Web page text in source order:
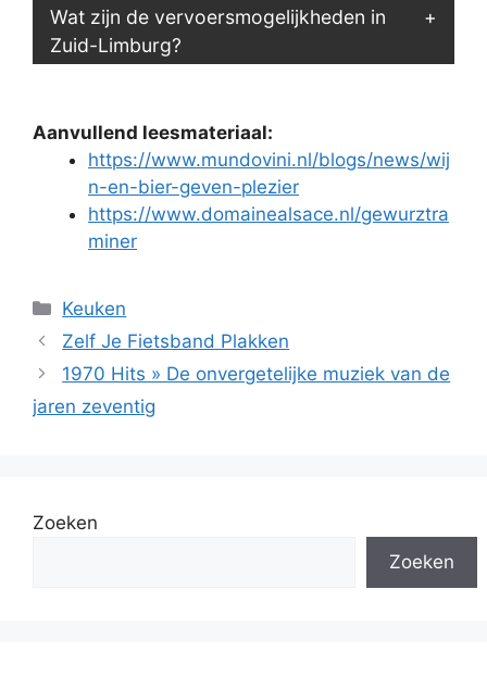
Wat zijn de vervoersmogelijkheden in
Zuid-Limburg?
Aanvullend leesmateriaal:
https://www.mundovini.nl/blogs/news/wij
n-en-bier-geven-plezier
https://www.domainealsace.nl/gewurztra
miner
Categorieën
Keuken
Zelf Je Fietsband Plakken
1970 Hits » De onvergetelijke muziek van de
jaren zeventig
Zoeken
Zoeken